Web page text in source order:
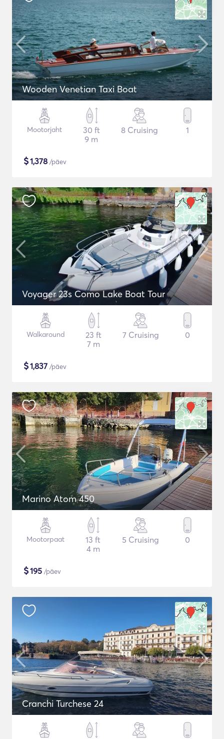
Wooden Venetian Taxi Boat
Mootorjaht
30 ft
9 m
8 Cruising 1
$1,378 /päev
Voyager 23s Como Lake Boat Tour
Walkaround
23 ft
7 m
7 Cruising 0
$1,837 /päev
Marino Atom 450
Mootorpaat
13 ft
4 m
5 Cruising 0
$195 /päev
Cranchi Turchese 24